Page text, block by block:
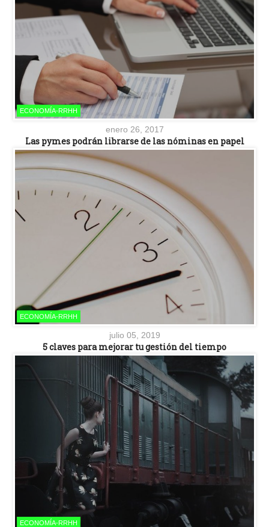
ECONOMÍA-RRHH
enero 26, 2017
Las pymes podrán librarse de las nóminas en papel
ECONOMÍA-RRHH
julio 05, 2019
5 claves para mejorar tu gestión del tiempo
ECONOMÍA-RRHH